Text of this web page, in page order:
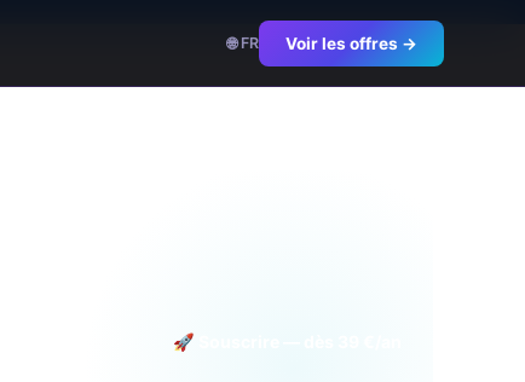
🌐 FR Voir les offres →
🚀 Souscrire — dès 39 €/an